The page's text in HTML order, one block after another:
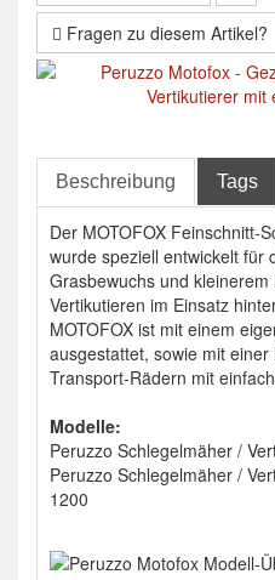
Fragen zu diesem Artikel?
Beschreibung Tags
Der MOTOFOX Feinschnitt-
wurde speziell entwickelt für
Grasbewuchs und
Vertikutieren im Einsatz
MOTOFOX ist mit einem
ausgestattet, sowie mit
Transport-Rädern mit
Modelle:
Peruzzo Schlegelmäher /
Peruzzo Schlegelmäher /
1200